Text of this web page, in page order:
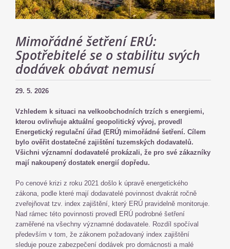
Mimořádné šetření ERÚ:
Spotřebitelé se o stabilitu svých
dodávek obávat nemusí
29. 5. 2026
Vzhledem k situaci na velkoobchodních trzích s energiemi,
kterou ovlivňuje aktuální geopolitický vývoj, provedl
Energetický regulační úřad (ERÚ) mimořádné šetření. Cílem
bylo ověřit dostatečné zajištění tuzemských dodavatelů.
Všichni významní dodavatelé prokázali, že pro své zákazníky
mají nakoupený dostatek energií dopředu.
Po cenové krizi z roku 2021 došlo k úpravě energetického
zákona, podle které mají dodavatelé povinnost dvakrát ročně
zveřejňovat tzv. index zajištění, který ERÚ pravidelně monitoruje.
Nad rámec této povinnosti provedl ERÚ podrobné šetření
zaměřené na všechny významné dodavatele. Rozdíl spočíval
především v tom, že zákonem požadovaný index zajištění
sleduje pouze zabezpečení dodávek pro domácnosti a malé